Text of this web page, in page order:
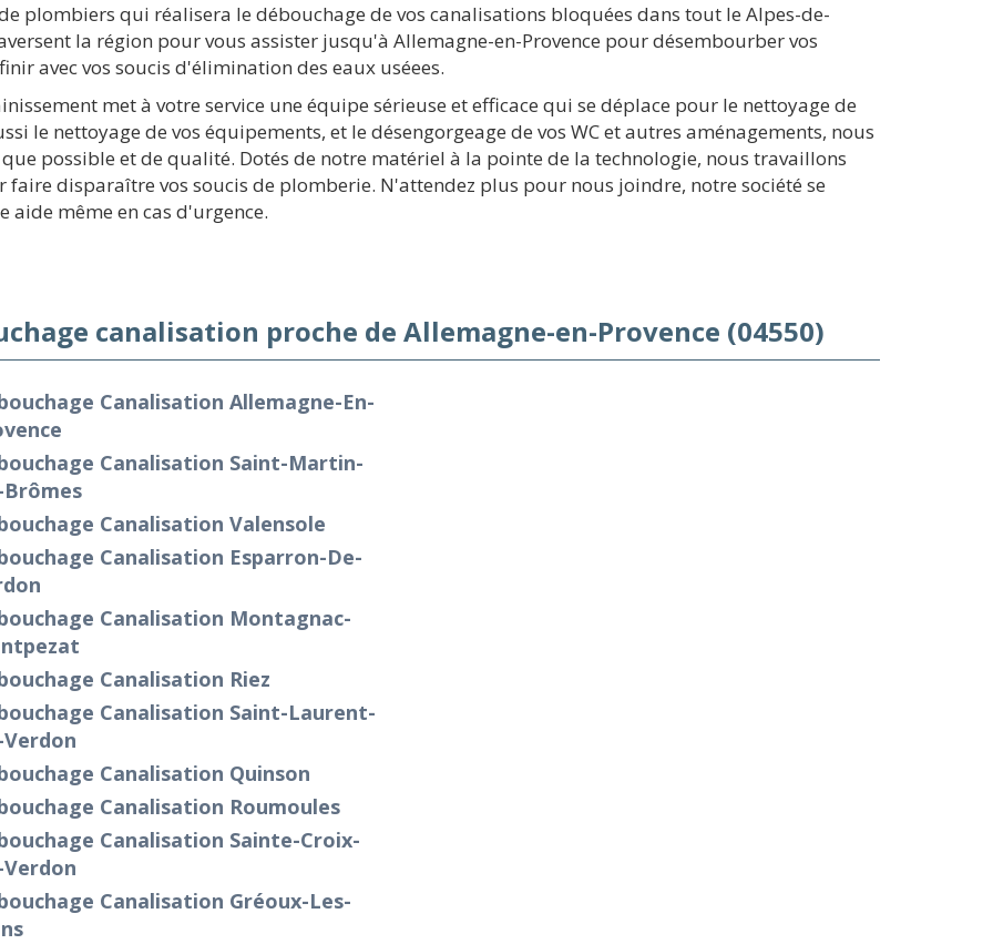
plombiers qui réalisera le débouchage de vos canalisations bloquées dans tout le Alpes-de-
la région pour vous assister jusqu'à Allemagne-en-Provence pour désembourber vos
avec vos soucis d'élimination des eaux uséees.
met à votre service une équipe sérieuse et efficace qui se déplace pour le nettoyage de
le nettoyage de vos équipements, et le désengorgeage de vos WC et autres aménagements, nous
possible et de qualité. Dotés de notre matériel à la pointe de la technologie, nous travaillons
faire disparaître vos soucis de plomberie. N'attendez plus pour nous joindre, notre société se
même en cas d'urgence.
canalisation proche de Allemagne-en-Provence (04550)
Canalisation Allemagne-En-
Canalisation Saint-Martin-
Canalisation Valensole
Canalisation Esparron-De-
Canalisation Montagnac-
Canalisation Riez
Canalisation Saint-Laurent-
Canalisation Quinson
Canalisation Roumoules
Canalisation Sainte-Croix-
Canalisation Gréoux-Les-